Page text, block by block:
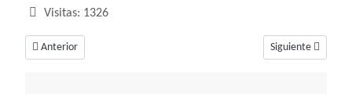
Visitas: 1326
Artículo anterior: ¿Qué número juega soñar con beso?
Anterior Artículo siguiente:
Siguiente